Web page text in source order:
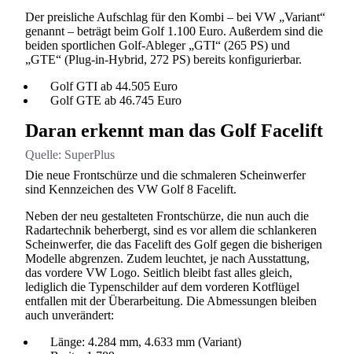
Der preisliche Aufschlag für den Kombi – bei VW „Variant“
genannt – beträgt beim Golf 1.100 Euro. Außerdem sind die
beiden sportlichen Golf-Ableger „GTI“ (265 PS) und
„GTE“ (Plug-in-Hybrid, 272 PS) bereits konfigurierbar.
Golf GTI ab 44.505 Euro
Golf GTE ab 46.745 Euro
Daran erkennt man das Golf Facelift
Quelle: SuperPlus
Die neue Frontschürze und die schmaleren Scheinwerfer
sind Kennzeichen des VW Golf 8 Facelift.
Neben der neu gestalteten Frontschürze, die nun auch die
Radartechnik beherbergt, sind es vor allem die schlankeren
Scheinwerfer, die das Facelift des Golf gegen die bisherigen
Modelle abgrenzen. Zudem leuchtet, je nach Ausstattung,
das vordere VW Logo. Seitlich bleibt fast alles gleich,
lediglich die Typenschilder auf dem vorderen Kotflügel
entfallen mit der Überarbeitung. Die Abmessungen bleiben
auch unverändert:
Länge: 4.284 mm, 4.633 mm (Variant)